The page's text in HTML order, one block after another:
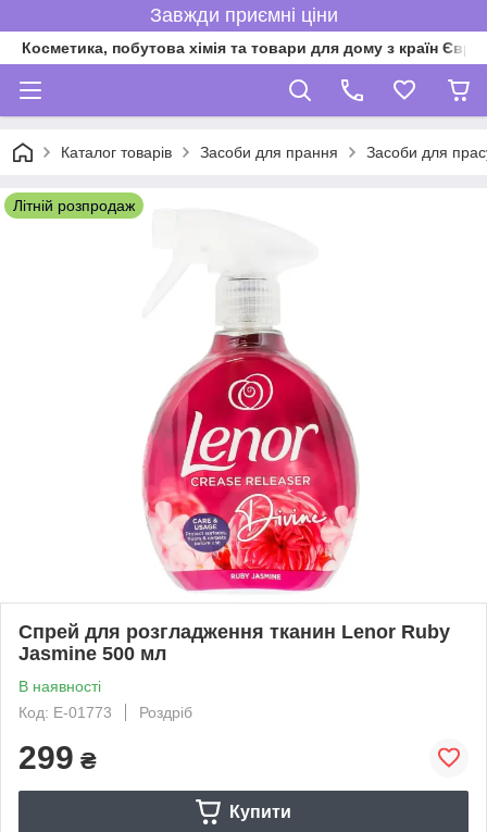
Завжди приємні ціни
Косметика, побутова хімія та товари для дому з країн
Каталог товарів Засоби для прання Засоби для
Літній розпродаж
Спрей для розгладження тканин Lenor Ruby
Jasmine 500 мл
В наявності
Код: Е-01773
Роздріб
299 ₴
Купити